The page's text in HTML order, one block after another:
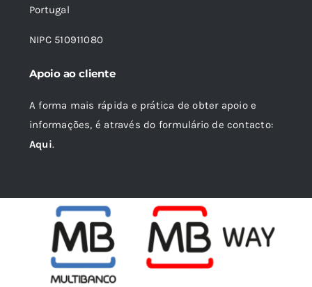
Portugal
NIPC 510911080
Apoio ao cliente
A forma mais rápida e prática de obter apoio e
informações, é através do formulário de contacto:
Aqui.